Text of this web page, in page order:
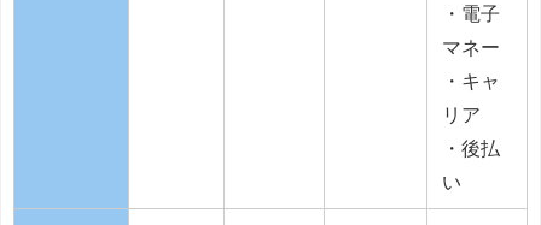
・電子
マネー
・キャ
リア
・後払
い